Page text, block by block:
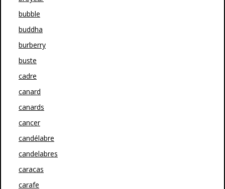
bubble
buddha
burberry
buste
cadre
canard
canards
cancer
candélabre
candelabres
caracas
carafe